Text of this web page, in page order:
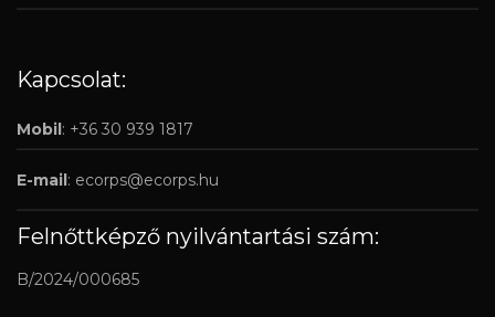
Kapcsolat:
Mobil: +36 30 939 1817
E-mail: ecorps@ecorps.hu
Felnőttképző nyilvántartási szám:
B/2024/000685